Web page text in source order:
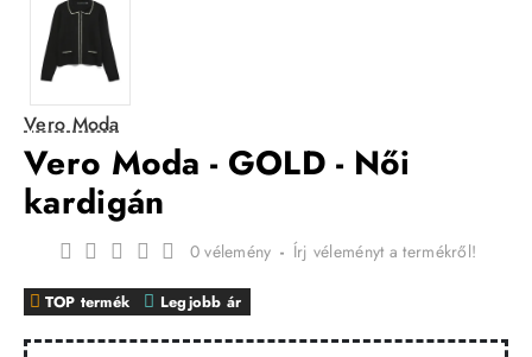
Vero Moda
Vero Moda - GOLD - Női
kardigán
TOP termék Legjobb ár
0 vélemény - Írj véleményt a termékről!